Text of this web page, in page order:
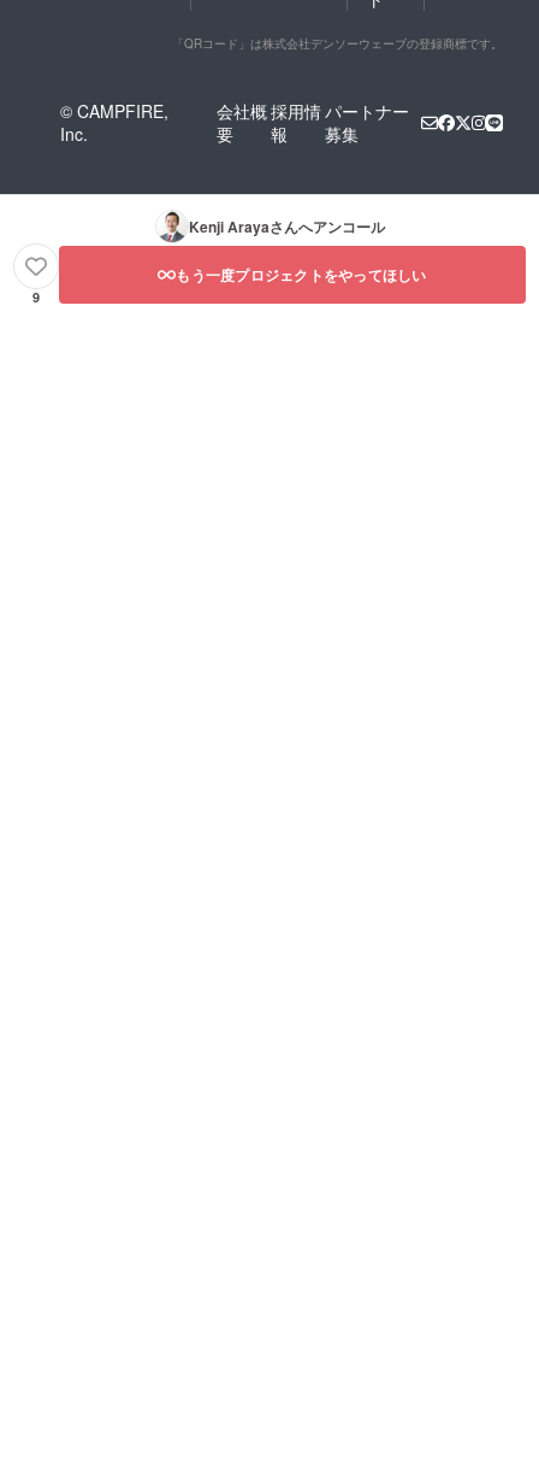
「QRコード」は株式会社デンソーウェーブの登録商標です。
© CAMPFIRE,
Inc.
会社概
要
採用情
報
パートナー
募集
Kenji Arayaさんへアンコール
9
もう一度プロジェクトをやってほしい